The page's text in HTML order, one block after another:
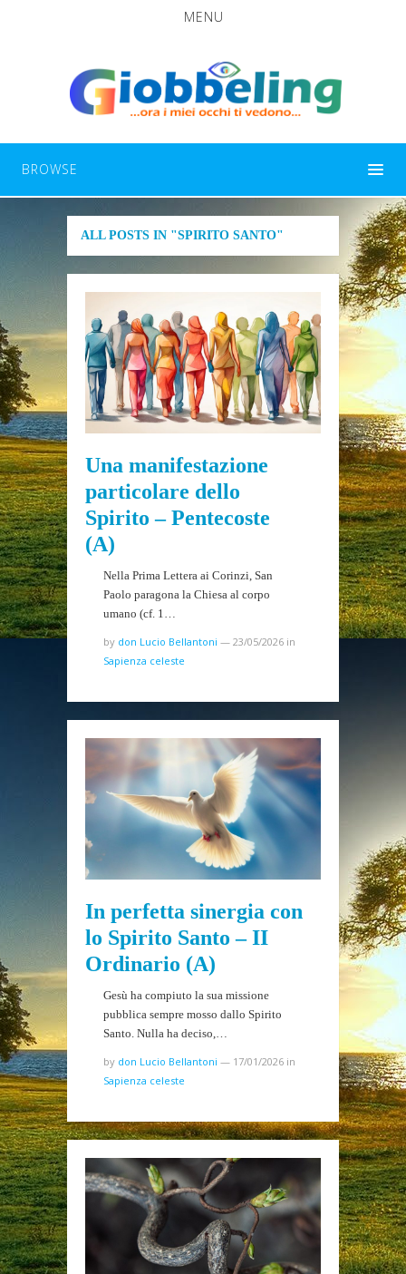
MENU
BROWSE
ALL POSTS IN "SPIRITO SANTO"
Una manifestazione
particolare dello
Spirito – Pentecoste
(A)
Nella Prima Lettera ai Corinzi, San
Paolo paragona la Chiesa al corpo
umano (cf. 1…
by don Lucio Bellantoni — 23/05/2026 in
Sapienza celeste
In perfetta sinergia con
lo Spirito Santo – II
Ordinario (A)
Gesù ha compiuto la sua missione
pubblica sempre mosso dallo Spirito
Santo. Nulla ha deciso,…
by don Lucio Bellantoni — 17/01/2026 in
Sapienza celeste